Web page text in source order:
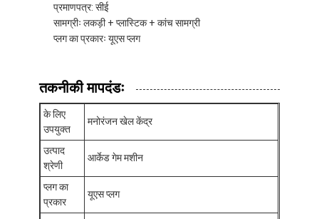
घर
उत्पाद
हमारे बारे में
प्रमाणपत्र: सीई
सामग्रीः लकड़ी + प्लास्टिक + कांच सामग्री
प्लग का प्रकारः यूएस प्लग
तकनीकी मापदंडः
के लिए
उपयुक्त
मनोरंजन खेल केंद्र
उत्पाद
श्रेणी
आर्केड गेम मशीन
प्लग का
प्रकार
यूएस प्लग